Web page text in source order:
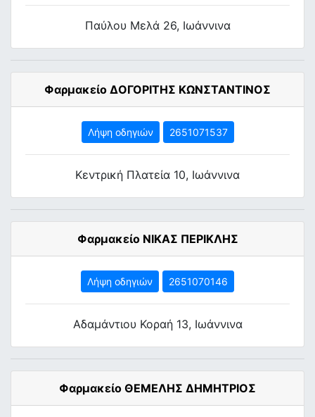
Παύλου Μελά 26, Ιωάννινα
Φαρμακείο ΔΟΓΟΡΙΤΗΣ ΚΩΝΣΤΑΝΤΙΝΟΣ
Λήψη οδηγιών 2651071537
Κεντρική Πλατεία 10, Ιωάννινα
Φαρμακείο ΝΙΚΑΣ ΠΕΡΙΚΛΗΣ
Λήψη οδηγιών 2651070146
Αδαμάντιου Κοραή 13, Ιωάννινα
Φαρμακείο ΘΕΜΕΛΗΣ ΔΗΜΗΤΡΙΟΣ